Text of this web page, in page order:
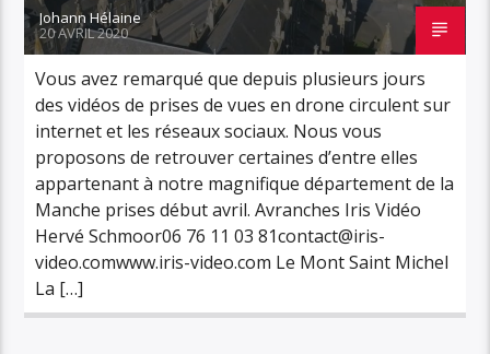
Johann Hélaine
20 AVRIL 2020
Vous avez remarqué que depuis plusieurs jours
des vidéos de prises de vues en drone circulent sur
internet et les réseaux sociaux. Nous vous
proposons de retrouver certaines d’entre elles
appartenant à notre magnifique département de la
Manche prises début avril. Avranches Iris Vidéo
Hervé Schmoor06 76 11 03 81contact@iris-
video.comwww.iris-video.com Le Mont Saint Michel
La […]